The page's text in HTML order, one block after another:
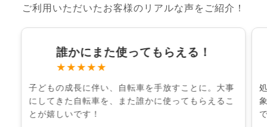
ご利用いただいたお客様のリアルな声をご紹介！
誰かにまた使ってもらえる！
★★★★★
子どもの成長に伴い、自転車を手放すことに。大事
にしてきた自転車を、また誰かに使ってもらえるこ
とが嬉しいです！